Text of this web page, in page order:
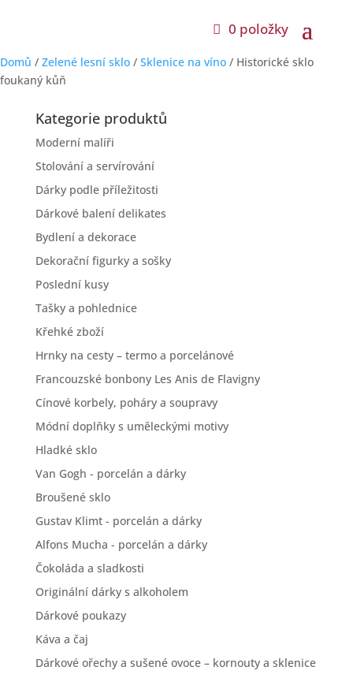
0 položky
Domů / Zelené lesní sklo / Sklenice na víno / Historické sklo
foukaný kůň
Kategorie produktů
Moderní malíři
Stolování a servírování
Dárky podle příležitosti
Dárkové balení delikates
Bydlení a dekorace
Dekorační figurky a sošky
Poslední kusy
Tašky a pohlednice
Křehké zboží
Hrnky na cesty – termo a porcelánové
Francouzské bonbony Les Anis de Flavigny
Cínové korbely, poháry a soupravy
Módní doplňky s uměleckými motivy
Hladké sklo
Van Gogh - porcelán a dárky
Broušené sklo
Gustav Klimt - porcelán a dárky
Alfons Mucha - porcelán a dárky
Čokoláda a sladkosti
Originální dárky s alkoholem
Dárkové poukazy
Káva a čaj
Dárkové ořechy a sušené ovoce – kornouty a sklenice